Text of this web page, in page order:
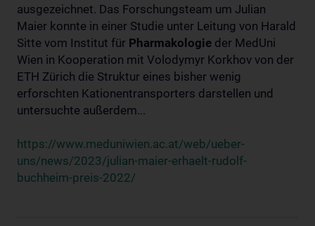
ausgezeichnet. Das Forschungsteam um Julian
Maier konnte in einer Studie unter Leitung von Harald
Sitte vom Institut für Pharmakologie der MedUni
Wien in Kooperation mit Volodymyr Korkhov von der
ETH Zürich die Struktur eines bisher wenig
erforschten Kationentransporters darstellen und
untersuchte außerdem...
https://www.meduniwien.ac.at/web/ueber-
uns/news/2023/julian-maier-erhaelt-rudolf-
buchheim-preis-2022/